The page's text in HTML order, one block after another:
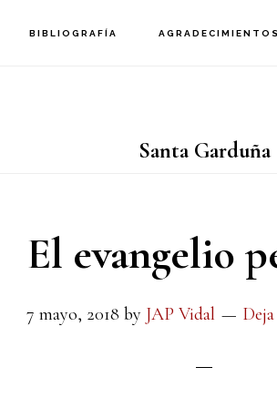
BIBLIOGRAFÍA AGRADECIMIENTOS
Santa Garduña
El evangelio
7 mayo, 2018 by JAP Vidal